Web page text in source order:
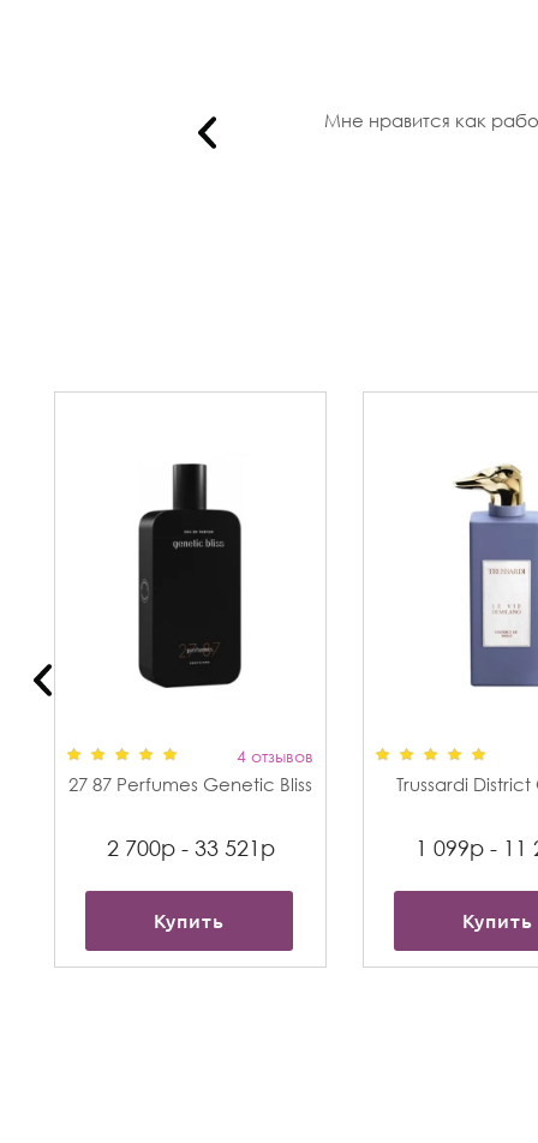
Мне нравится как
4 отзывов
27 87 Perfumes Genetic Bliss
2 700р - 33 521р
Купить
Trussardi
1 099р - 11
Купить